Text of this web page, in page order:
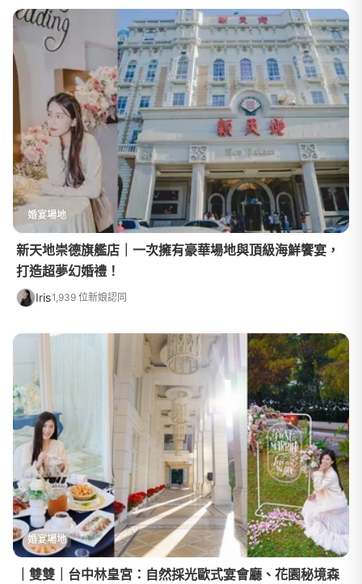
婚宴場地
新天地崇德旗艦店｜一次擁有豪華場地與頂級海鮮饗宴，
打造超夢幻婚禮！
Iris1,939 位新娘認同
婚宴場地
｜雙雙｜台中林皇宮：自然採光歐式宴會廳、花園秘境森